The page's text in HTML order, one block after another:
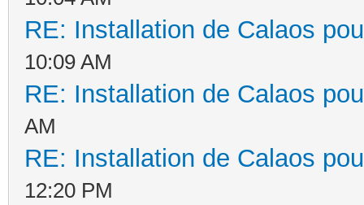
RE: Installation de Calaos
10:09 AM
RE: Installation de Calaos
AM
RE: Installation de Calaos
12:20 PM